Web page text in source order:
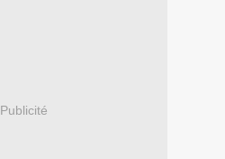
Publicité